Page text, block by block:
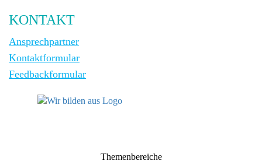
KONTAKT
Ansprechpartner
Kontaktformular
Feedbackformular
Themenbereiche